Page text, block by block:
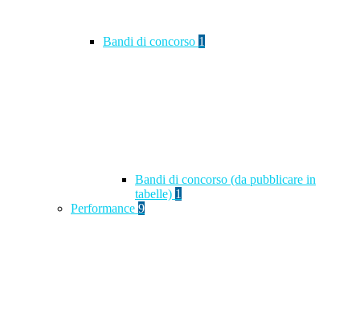
Bandi di concorso 1
Bandi di concorso (da pubblicare in
tabelle) 1
Performance 9